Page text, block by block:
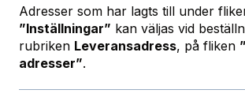
Adresser som har lagts till under
”Inställningar” kan väljas vid
rubriken Leveransadress, på fliken
adresser”.